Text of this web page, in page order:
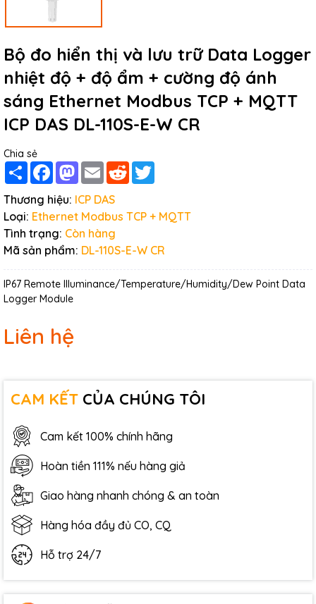
Bộ đo hiển thị và lưu trữ Data Logger
nhiệt độ + độ ẩm + cường độ ánh
sáng Ethernet Modbus TCP + MQTT
ICP DAS DL-110S-E-W CR
Chia sẻ
Share FacebookMastodon
Email Reddit
Thương hiệu: ICP DAS
Loại: Ethernet Modbus TCP + MQTT
Tình trạng: Còn hàng
Mã sản phẩm: DL-110S-E-W CR
IP67 Remote Illuminance/Temperature/Humidity/Dew Point Data
Logger Module
Liên hệ
CAM KẾT CỦA CHÚNG TÔI
Cam kết 100% chính hãng
Hoàn tiền 111% nếu hàng giả
Giao hàng nhanh chóng & an toàn
Hàng hóa đầy đủ CO, CQ
Hỗ trợ 24/7